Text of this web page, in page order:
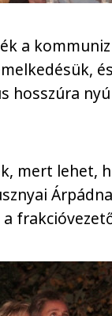
a
hosszúra
mert lehet,